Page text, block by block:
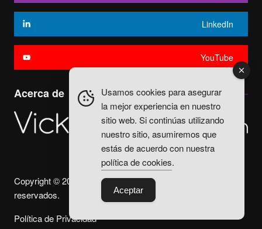
LinkedIn
YouTube
Acerca de
Copyright © 2025. Vicky Fuentes Todos los derechos
reservados.
Política de Privacidad
Usamos cookies para asegurar
la mejor experiencia en nuestro
sitio web. Si continúas utilizando
nuestro sitio, asumiremos que
estás de acuerdo con nuestra
política de cookies.
Aceptar